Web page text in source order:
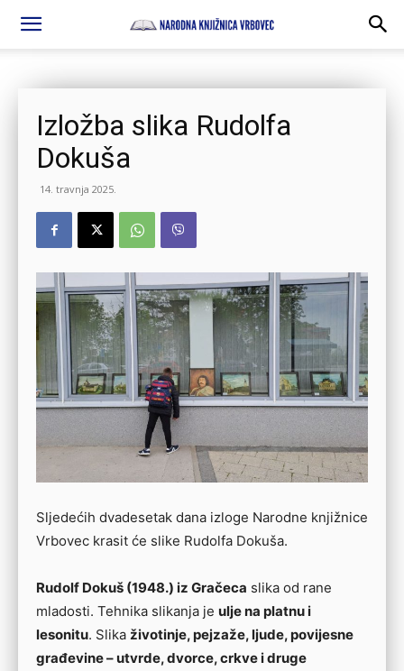
Izložba slika Rudolfa
Dokuša
14. travnja 2025.
Sljedećih dvadesetak dana izloge Narodne knjižnice
Vrbovec krasit će slike Rudolfa Dokuša.
Rudolf Dokuš (1948.) iz Gračeca slika od rane
mladosti. Tehnika slikanja je ulje na platnu i
lesonitu. Slika životinje, pejzaže, ljude, povijesne
građevine – utvrde, dvorce, crkve i druge